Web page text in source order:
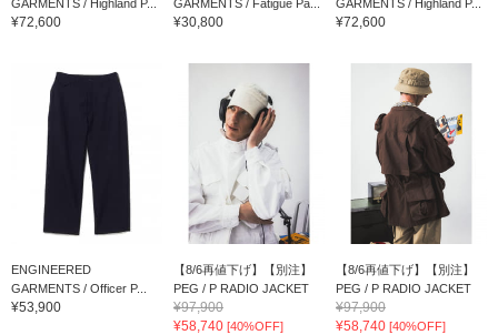
GARMENTS / Highland P...
¥72,600
GARMENTS / Fatigue Pa...
¥30,800
GARMENTS / Highland P...
¥72,600
ENGINEERED
GARMENTS / Officer P...
¥53,900
【8/6再値下げ】【別注】
PEG / P RADIO JACKET
¥97,900
¥58,740 [40%OFF]
【8/6再値下げ】【別注】
PEG / P RADIO JACKET
¥97,900
¥58,740 [40%OFF]